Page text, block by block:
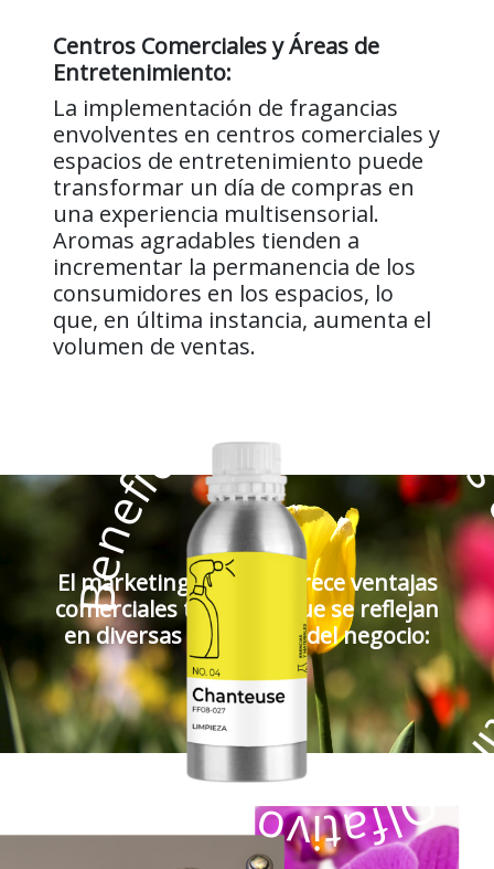
Centros Comerciales y Áreas de
Entretenimiento:
La implementación de fragancias
envolventes en centros comerciales y
espacios de entretenimiento puede
transformar un día de compras en
una experiencia multisensorial.
Aromas agradables tienden a
incrementar la permanencia de los
consumidores en los espacios, lo
que, en última instancia, aumenta el
volumen de ventas.
Beneficios Comerciales del
El marketing olfativo ofrece ventajas
comerciales tangibles que se reflejan
en diversas áreas clave del negocio: